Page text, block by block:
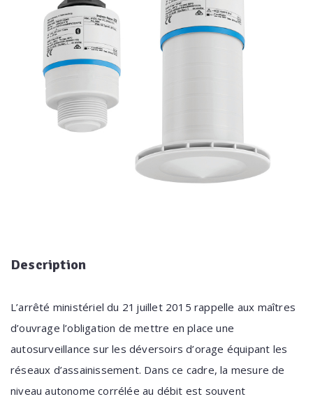
Description
L’arrêté ministériel du 21 juillet 2015 rappelle aux maîtres
d’ouvrage l’obligation de mettre en place une
autosurveillance sur les déversoirs d’orage équipant les
réseaux d’assainissement. Dans ce cadre, la mesure de
niveau autonome corrélée au débit est souvent